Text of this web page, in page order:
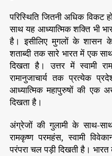
परिस्थिति जितनी अधिक विकट
साथ यह आध्यात्मिक शक्ति भी
है। इसीलिए मुगलों के शासन
शताब्दी तक सारे भारत में एक
दिखता है। उत्तर में स्वामी
रामानुजाचार्य तक प्रत्येक
आध्यात्मिक महापुरुषों की एक
दिखता है।
अंग्रेजों की गुलामी के साथ-
रामकृष्ण परमहंस, स्वामी
परंपरा चल पड़ी दिखती है।